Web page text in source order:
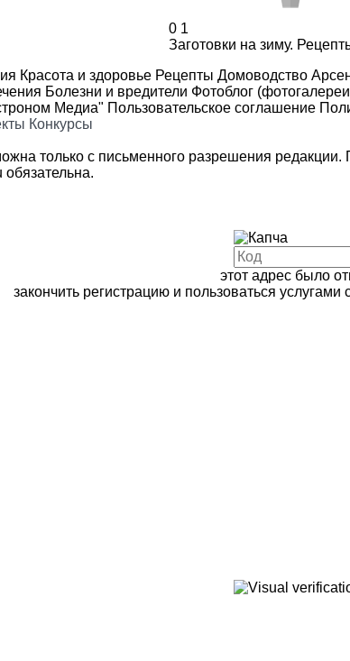
0 1
Заготовки на зиму.
Красота и здоровье Рецепты Домоводство
Болезни и вредители Фотоблог
Медиа" Пользовательское соглашение
Конкурсы
только с письменного разрешения редакции.
обязательна.
этот адрес было
закончить регистрацию и пользоваться